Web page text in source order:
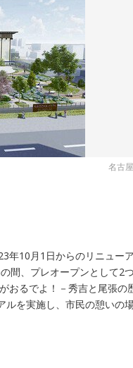
名古
年10月1日からのリニュー
間、プレオープンとして2
るでよ！－秀吉と尾張の
ルを実施し、市民の憩いの